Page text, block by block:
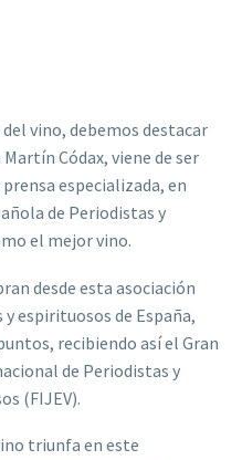
vino, debemos destacar
Códax, viene de ser
especializada, en
de Periodistas y
el mejor vino.
desde esta asociación
espirituosos de España,
recibiendo así el Gran
de Periodistas y
(FIJEV).
triunfa en este